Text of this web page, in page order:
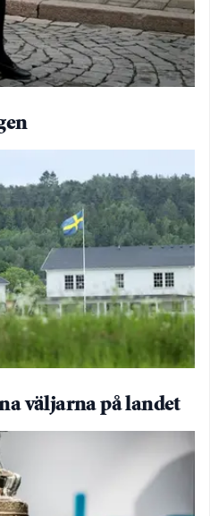
väljarna på landet